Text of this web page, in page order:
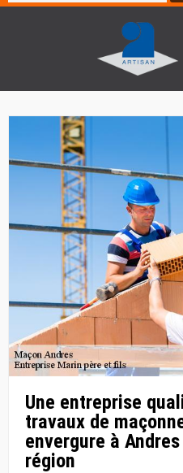
Une entreprise
travaux de
envergure à
région